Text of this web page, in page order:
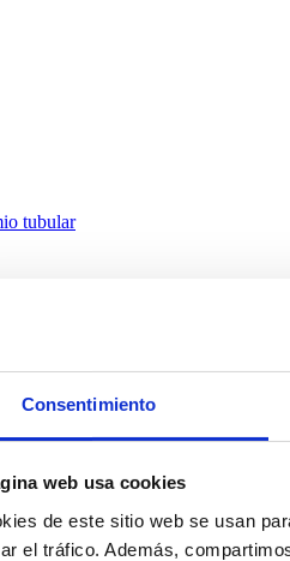
Consentimiento
web usa cookies
de este sitio web se usan
el tráfico. Además,
tubular